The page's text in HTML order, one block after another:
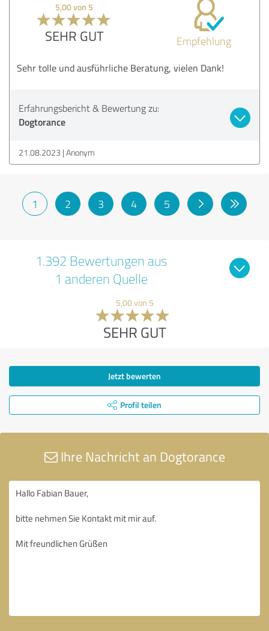
5,00 von 5
SEHR GUT Empfehlung
Sehr tolle und ausführliche Beratung, vielen Dank!
Erfahrungsbericht & Bewertung zu:
Dogtorance
21.08.2023 Anonym
1 2 3 4 5
1.392 Bewertungen aus
1 anderen Quelle
5,00 von 5
SEHR GUT
Jetzt bewerten
Profil teilen
Ihre Nachricht an Dogtorance